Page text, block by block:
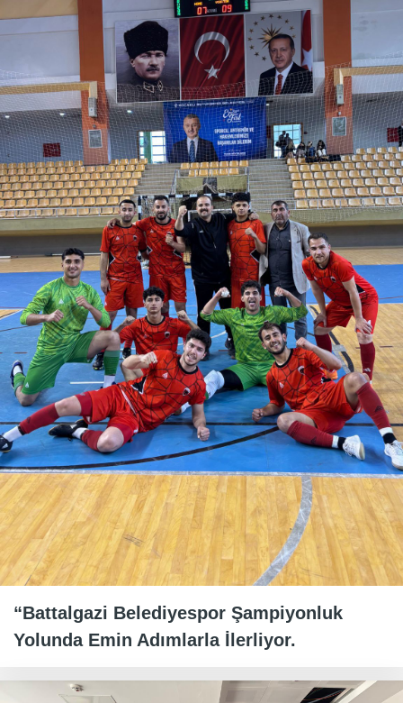
“Battalgazi Belediyespor Şampiyonluk
Yolunda Emin Adımlarla İlerliyor.